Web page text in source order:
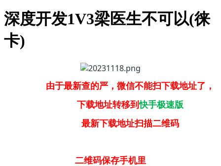
深度开发1V3梁医生不可以(徕
卡)
由于最新查的严，微信不能扫下载地址了，
下载地址转移到快手极速版
最新下载地址扫描二维码
二维码保存手机里